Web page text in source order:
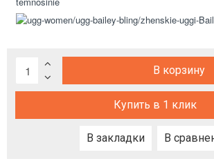
В корзину
Купить в 1 клик
В закладки В